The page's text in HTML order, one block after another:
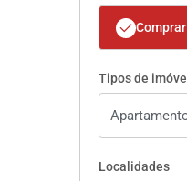
Comprar
Tipos de imóvel
Localidades